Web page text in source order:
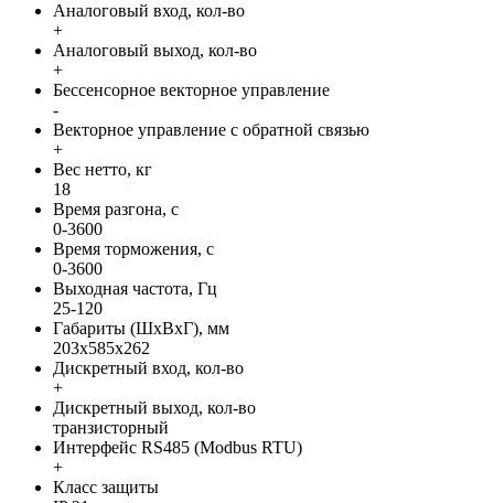
Аналоговый вход, кол-во
+
Аналоговый выход, кол-во
+
Бессенсорное векторное управление
-
Векторное управление с обратной связью
+
Вес нетто, кг
18
Время разгона, с
0-3600
Время торможения, с
0-3600
Выходная частота, Гц
25-120
Габариты (ШхВхГ), мм
203x585x262
Дискретный вход, кол-во
+
Дискретный выход, кол-во
транзисторный
Интерфейс RS485 (Modbus RTU)
+
Класс защиты